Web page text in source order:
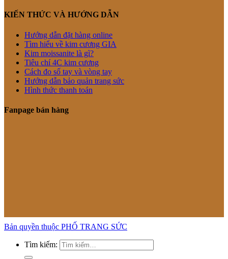
KIẾN THỨC VÀ HƯỚNG DẪN
Hướng dẫn đặt hàng online
Tìm hiểu về kim cương GIA
Kim moissanite là gì?
Tiêu chí 4C kim cương
Cách đo số tay và vòng tay
Hướng dẫn bảo quản trang sức
Hình thức thanh toán
Fanpage bán hàng
Bản quyền thuộc PHỐ TRANG SỨC
Tìm kiếm: